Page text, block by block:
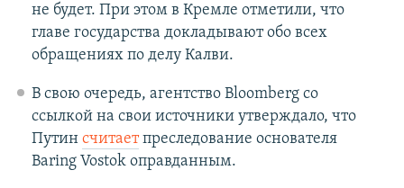
не будет. При этом в Кремле отметили, что
главе государства докладывают обо всех
обращениях по делу Калви.
В свою очередь, агентство Bloomberg со
ссылкой на свои источники утверждало, что
Путин считаетпреследование основателя
Baring Vostok оправданным.